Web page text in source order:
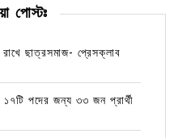
পোস্টঃ
রাখে ছাত্রসমাজ- প্রেসক্লাব
পদের জন্য ৩৩ জন প্রার্থী